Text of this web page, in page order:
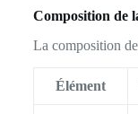
Composition de
La composition
Élément